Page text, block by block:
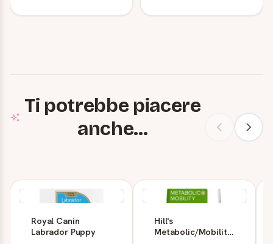
Ti potrebbe piacere
anche...
Royal Canin
Labrador Puppy
Hill's
Metabolic/Mobility